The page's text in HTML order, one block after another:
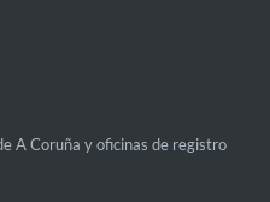
A Coruña y oficinas de registro